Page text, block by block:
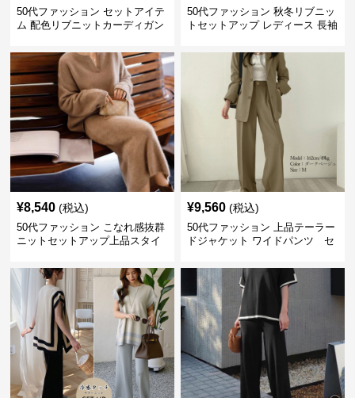
50代ファッション セットアイテ
ム 配色リブニットカーディガン
50代ファッション 秋冬リブニッ
トセットアップ レディース 長袖
¥8,540 (税込)
50代ファッション こなれ感抜群
ニットセットアップ上品スタイ
¥9,560 (税込)
50代ファッション 上品テーラー
ドジャケット ワイドパンツ セ